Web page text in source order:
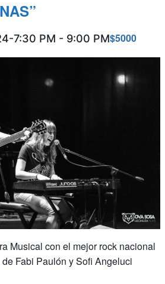
7:30 PM - 9:00 PM$5000
Musical con el mejor rock nacional
Fabi Paulón y Sofi Angeluci